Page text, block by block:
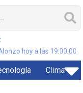
hoy a las 19:00:00
Clima